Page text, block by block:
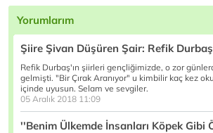
Yorumlarım
Şiire Şivan Düşüren Şair: Refik Durbaş
Refik Durbaş'ın şiirleri gençliğimizde, o zor
gelmişti. "Bir Çırak Aranıyor" u kimbilir kaç kez
içinde uyusun. Selam ve sevgiler.
05 Aralık 2018 11:09
''Benim Ülkemde İnsanları Köpek Gibi